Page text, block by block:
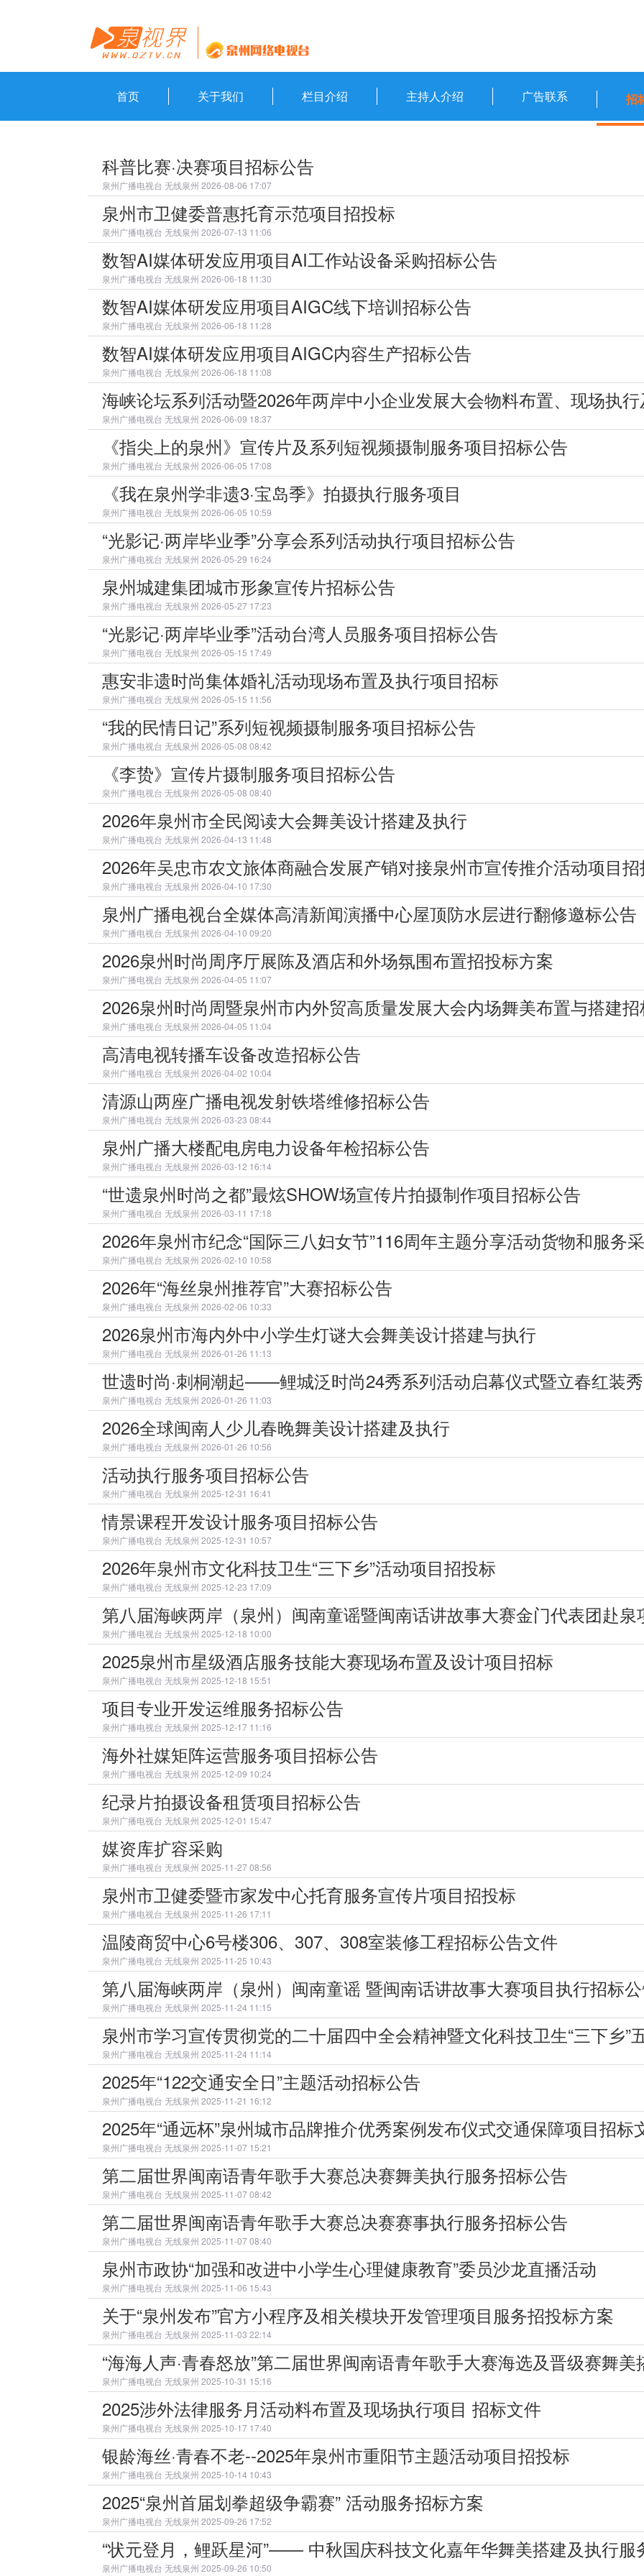
首页 关于我们 栏目介绍 主持人介绍 广告联系 招
科普比赛·决赛项目招标公告
泉州广播电视台 无线泉州 2026-08-06 17:07
泉州市卫健委普惠托育示范项目招投标
泉州广播电视台 无线泉州 2026-07-13 11:06
数智AI媒体研发应用项目AI工作站设备采购招标公告
泉州广播电视台 无线泉州 2026-06-18 11:30
数智AI媒体研发应用项目AIGC线下培训招标公告
泉州广播电视台 无线泉州 2026-06-18 11:28
数智AI媒体研发应用项目AIGC内容生产招标公告
泉州广播电视台 无线泉州 2026-06-18 11:08
海峡论坛系列活动暨2026年两岸中小企业发展大会物料布置、现场执
泉州广播电视台 无线泉州 2026-06-09 18:37
《指尖上的泉州》宣传片及系列短视频摄制服务项目招标公告
泉州广播电视台 无线泉州 2026-06-05 17:08
《我在泉州学非遗3·宝岛季》拍摄执行服务项目
泉州广播电视台 无线泉州 2026-06-05 10:59
“光影记·两岸毕业季”分享会系列活动执行项目招标公告
泉州广播电视台 无线泉州 2026-05-29 16:24
泉州城建集团城市形象宣传片招标公告
泉州广播电视台 无线泉州 2026-05-27 17:23
“光影记·两岸毕业季”活动台湾人员服务项目招标公告
泉州广播电视台 无线泉州 2026-05-15 17:49
惠安非遗时尚集体婚礼活动现场布置及执行项目招标
泉州广播电视台 无线泉州 2026-05-15 11:56
“我的民情日记”系列短视频摄制服务项目招标公告
泉州广播电视台 无线泉州 2026-05-08 08:42
《李贽》宣传片摄制服务项目招标公告
泉州广播电视台 无线泉州 2026-05-08 08:40
2026年泉州市全民阅读大会舞美设计搭建及执行
泉州广播电视台 无线泉州 2026-04-13 11:48
2026年吴忠市农文旅体商融合发展产销对接泉州市宣传推介活动项目
泉州广播电视台 无线泉州 2026-04-10 17:30
泉州广播电视台全媒体高清新闻演播中心屋顶防水层进行翻修邀标公告
泉州广播电视台 无线泉州 2026-04-10 09:20
2026泉州时尚周序厅展陈及酒店和外场氛围布置招投标方案
泉州广播电视台 无线泉州 2026-04-05 11:07
2026泉州时尚周暨泉州市内外贸高质量发展大会内场舞美布置与搭建
泉州广播电视台 无线泉州 2026-04-05 11:04
高清电视转播车设备改造招标公告
泉州广播电视台 无线泉州 2026-04-02 10:04
清源山两座广播电视发射铁塔维修招标公告
泉州广播电视台 无线泉州 2026-03-23 08:44
泉州广播大楼配电房电力设备年检招标公告
泉州广播电视台 无线泉州 2026-03-12 16:14
“世遗泉州时尚之都”最炫SHOW场宣传片拍摄制作项目招标公告
泉州广播电视台 无线泉州 2026-03-11 17:18
2026年泉州市纪念“国际三八妇女节”116周年主题分享活动货物和服务
泉州广播电视台 无线泉州 2026-02-10 10:58
2026年“海丝泉州推荐官”大赛招标公告
泉州广播电视台 无线泉州 2026-02-06 10:33
2026泉州市海内外中小学生灯谜大会舞美设计搭建与执行
泉州广播电视台 无线泉州 2026-01-26 11:13
世遗时尚·刺桐潮起——鲤城泛时尚24秀系列活动启幕仪式暨立春红装
泉州广播电视台 无线泉州 2026-01-26 11:03
2026全球闽南人少儿春晚舞美设计搭建及执行
泉州广播电视台 无线泉州 2026-01-26 10:56
活动执行服务项目招标公告
泉州广播电视台 无线泉州 2025-12-31 16:41
情景课程开发设计服务项目招标公告
泉州广播电视台 无线泉州 2025-12-31 10:57
2026年泉州市文化科技卫生“三下乡”活动项目招投标
泉州广播电视台 无线泉州 2025-12-23 17:09
第八届海峡两岸（泉州）闽南童谣暨闽南话讲故事大赛金门代表团赴泉
泉州广播电视台 无线泉州 2025-12-18 10:00
2025泉州市星级酒店服务技能大赛现场布置及设计项目招标
泉州广播电视台 无线泉州 2025-12-18 15:51
项目专业开发运维服务招标公告
泉州广播电视台 无线泉州 2025-12-17 11:16
海外社媒矩阵运营服务项目招标公告
泉州广播电视台 无线泉州 2025-12-09 10:24
纪录片拍摄设备租赁项目招标公告
泉州广播电视台 无线泉州 2025-12-01 15:47
媒资库扩容采购
泉州广播电视台 无线泉州 2025-11-27 08:56
泉州市卫健委暨市家发中心托育服务宣传片项目招投标
泉州广播电视台 无线泉州 2025-11-26 17:11
温陵商贸中心6号楼306、307、308室装修工程招标公告文件
泉州广播电视台 无线泉州 2025-11-25 10:43
第八届海峡两岸（泉州）闽南童谣 暨闽南话讲故事大赛项目执行招标
泉州广播电视台 无线泉州 2025-11-24 11:15
泉州市学习宣传贯彻党的二十届四中全会精神暨文化科技卫生“三下乡”
泉州广播电视台 无线泉州 2025-11-24 11:14
2025年“122交通安全日”主题活动招标公告
泉州广播电视台 无线泉州 2025-11-21 16:12
2025年“通远杯”泉州城市品牌推介优秀案例发布仪式交通保障项目招标
泉州广播电视台 无线泉州 2025-11-07 15:21
第二届世界闽南语青年歌手大赛总决赛舞美执行服务招标公告
泉州广播电视台 无线泉州 2025-11-07 08:42
第二届世界闽南语青年歌手大赛总决赛赛事执行服务招标公告
泉州广播电视台 无线泉州 2025-11-07 08:40
泉州市政协“加强和改进中小学生心理健康教育”委员沙龙直播活动
泉州广播电视台 无线泉州 2025-11-06 15:43
关于“泉州发布”官方小程序及相关模块开发管理项目服务招投标方案
泉州广播电视台 无线泉州 2025-11-03 22:14
“海海人声·青春怒放”第二届世界闽南语青年歌手大赛海选及晋级赛舞
泉州广播电视台 无线泉州 2025-10-31 15:16
2025涉外法律服务月活动料布置及现场执行项目 招标文件
泉州广播电视台 无线泉州 2025-10-17 17:40
银龄海丝·青春不老--2025年泉州市重阳节主题活动项目招投标
泉州广播电视台 无线泉州 2025-10-14 10:43
2025“泉州首届划拳超级争霸赛” 活动服务招标方案
泉州广播电视台 无线泉州 2025-09-26 17:52
“状元登月，鲤跃星河”—— 中秋国庆科技文化嘉年华舞美搭建及执行服
泉州广播电视台 无线泉州 2025-09-26 10:50